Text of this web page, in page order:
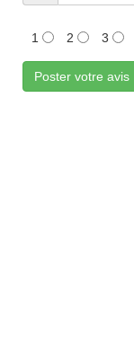
1 2 3
Poster votre avis